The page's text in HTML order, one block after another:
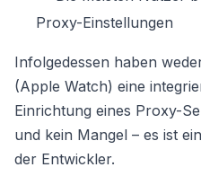
Proxy-Einstellungen
Infolgedessen haben
(Apple Watch) eine
Einrichtung eines Proxy-
und kein Mangel – es ist
der Entwickler.